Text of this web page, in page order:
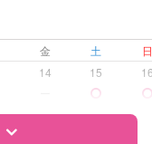
金 土
14 15